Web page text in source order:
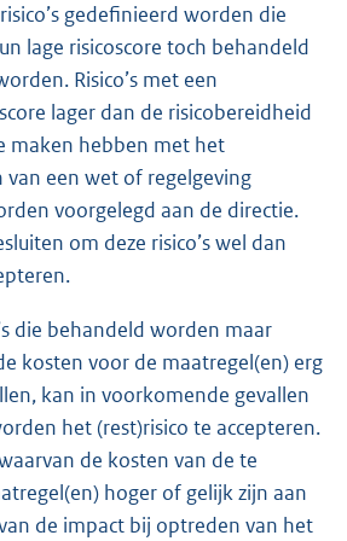
gedefinieerd worden die
lage risicoscore toch behandeld
Risico’s met een
lager dan de risicobereidheid
maken hebben met het
van een wet of regelgeving
voorgelegd aan de directie.
om deze risico’s wel dan
die behandeld worden maar
kosten voor de maatregel(en) erg
kan in voorkomende gevallen
het (rest)risico te accepteren.
de kosten van de te
hoger of gelijk zijn aan
de impact bij optreden van het